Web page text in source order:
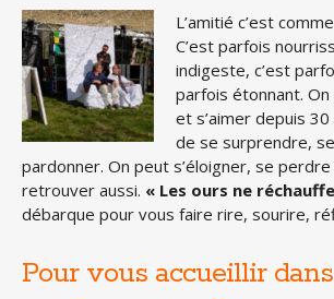
L’amitié c’est
C’est parfois
indigeste, c’est
parfois étonnant.
et s’aimer depuis
de se surprendre,
pardonner. On peut s’éloigner, se
retrouver aussi. « Les ours ne
débarque pour vous faire rire, sourire,
Pour vous accueillir